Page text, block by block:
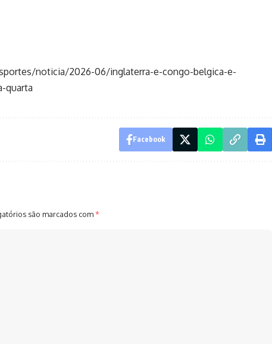
noticia/2026-06/inglaterra-e-congo-belgica-e-
quarta
Facebook
são marcados com*